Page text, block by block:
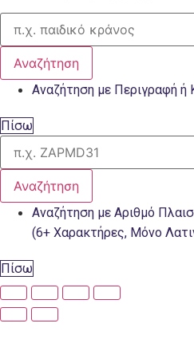
Αναζήτηση
Αναζήτηση με Περιγραφή ή
Πίσω
Αναζήτηση
Αναζήτηση με Αριθμό
(6+ Χαρακτήρες, Μόνο
Πίσω